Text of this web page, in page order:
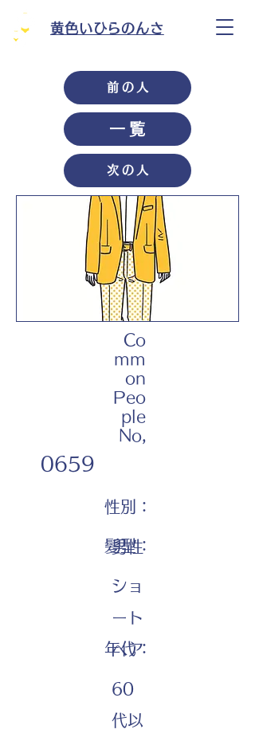
黄色いひらのんさ
前の人
一覧
次の人
Co
mm
on
Peo
ple
No,
0659
性別：
男性
髪型：
ショ
ート
ヘア
年代：
60
代以